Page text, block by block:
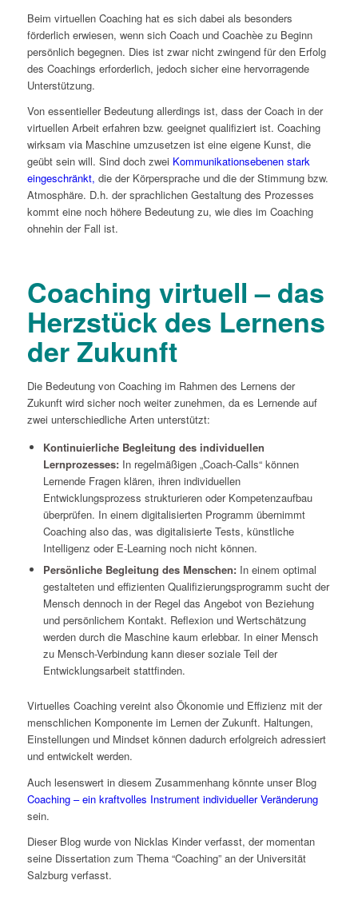
Beim virtuellen Coaching hat es sich dabei als besonders
förderlich erwiesen, wenn sich Coach und Coachèe zu Beginn
persönlich begegnen. Dies ist zwar nicht zwingend für den Erfolg
des Coachings erforderlich, jedoch sicher eine hervorragende
Unterstützung.
Von essentieller Bedeutung allerdings ist, dass der Coach in der
virtuellen Arbeit erfahren bzw. geeignet qualifiziert ist. Coaching
wirksam via Maschine umzusetzen ist eine eigene Kunst, die
geübt sein will. Sind doch zwei Kommunikationsebenen stark
eingeschränkt, die der Körpersprache und die der Stimmung bzw.
Atmosphäre. D.h. der sprachlichen Gestaltung des Prozesses
kommt eine noch höhere Bedeutung zu, wie dies im Coaching
ohnehin der Fall ist.
Coaching virtuell – das
Herzstück des Lernens
der Zukunft
Die Bedeutung von Coaching im Rahmen des Lernens der
Zukunft wird sicher noch weiter zunehmen, da es Lernende auf
zwei unterschiedliche Arten unterstützt:
Kontinuierliche Begleitung des individuellen
Lernprozesses:In regelmäßigen „Coach-Calls“ können
Lernende Fragen klären, ihren individuellen
Entwicklungsprozess strukturieren oder Kompetenzaufbau
überprüfen. In einem digitalisierten Programm übernimmt
Coaching also das, was digitalisierte Tests, künstliche
Intelligenz oder E-Learning noch nicht können.
Persönliche Begleitung des Menschen: In einem optimal
gestalteten und effizienten Qualifizierungsprogramm sucht der
Mensch dennoch in der Regel das Angebot von Beziehung
und persönlichem Kontakt. Reflexion und Wertschätzung
werden durch die Maschine kaum erlebbar. In einer Mensch
zu Mensch-Verbindung kann dieser soziale Teil der
Entwicklungsarbeit stattfinden.
Virtuelles Coaching vereint also Ökonomie und Effizienz mit der
menschlichen Komponente im Lernen der Zukunft. Haltungen,
Einstellungen und Mindset können dadurch erfolgreich adressiert
und entwickelt werden.
Auch lesenswert in diesem Zusammenhang könnte unser Blog
Coaching – ein kraftvolles Instrument individueller Veränderung
sein.
Dieser Blog wurde von Nicklas Kinder verfasst, der momentan
seine Dissertation zum Thema “Coaching” an der Universität
Salzburg verfasst.